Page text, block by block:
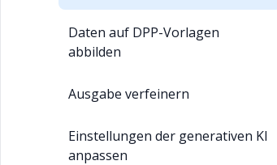
Daten auf DPP-Vorlagen
abbilden
Ausgabe verfeinern
Einstellungen der generativen KI
anpassen